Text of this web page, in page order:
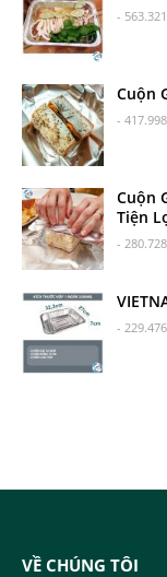
-
Cuộn
-
Cuộn
Tiện
-
-
VỀ CHÚNG TÔI